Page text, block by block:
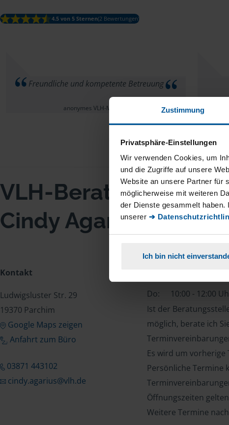
Zustimmung
Privatsphäre-Einstellungen
Wir verwenden Cookies, um
und die Zugriffe auf unsere
Website an unsere Partner für
möglicherweise mit weiteren
der Dienste gesammelt
unserer ➔
Ich bin nicht
4.5 von 5 Sternen(2 Bewertungen)
Freundliche und kompetente Betreuung
anonymes VLH-Mitglied
VLH-Beratungsstelle
Cindy Agarius
Kontakt
Ludwigsluster Str. 29
19370 Parchim
Google Maps zeigen
Anfahrt zum Büro
03871 443102
cindy.agarius@vlh.de
Do:
10:00 - 12:00
Ist der
möglich, berate ich
Es wird um
Persönliche Termine
Öffnungszeiten
Weitere Termine